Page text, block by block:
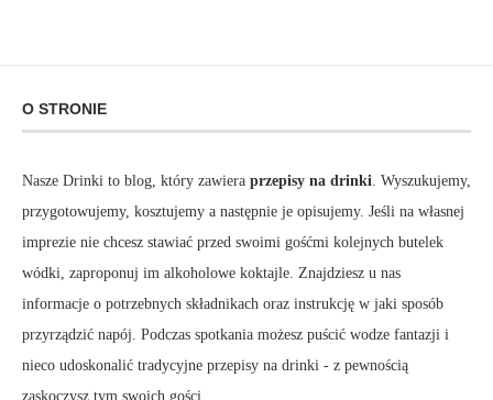
O STRONIE
Nasze Drinki to blog, który zawiera przepisy na drinki. Wyszukujemy,
przygotowujemy, kosztujemy a następnie je opisujemy. Jeśli na własnej
imprezie nie chcesz stawiać przed swoimi gośćmi kolejnych butelek
wódki, zaproponuj im alkoholowe koktajle. Znajdziesz u nas
informacje o potrzebnych składnikach oraz instrukcję w jaki sposób
przyrządzić napój. Podczas spotkania możesz puścić wodze fantazji i
nieco udoskonalić tradycyjne przepisy na drinki - z pewnością
zaskoczysz tym swoich gości.